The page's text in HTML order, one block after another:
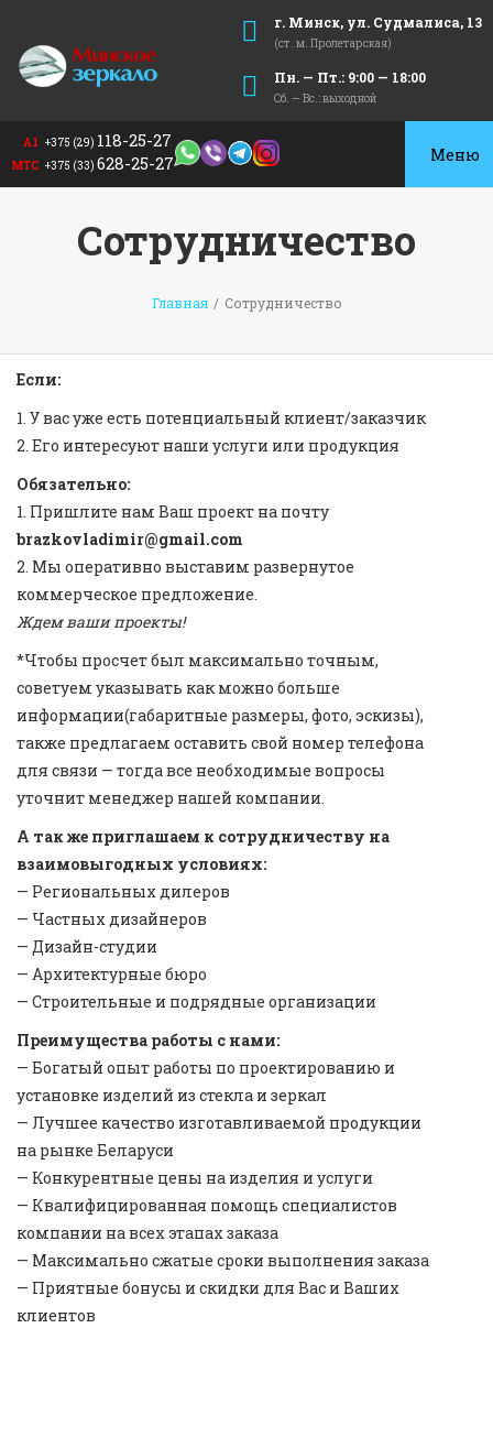
г. Минск, ул. Судмалиса, 13
(ст. м. Пролетарская)
Пн. — Пт.: 9:00 — 18:00
Сб. — Вс.: выходной
А1 +375 (29) 118-25-27
МТС +375 (33) 628-25-27
Toggle
Сотрудничество
Главная / Сотрудничество
Если:
1. У вас уже есть потенциальный клиент/заказчик
2. Его интересуют наши услуги или продукция
Обязательно:
1. Пришлите нам Ваш проект на почту
brazkovladimir@gmail.com
2. Мы оперативно выставим развернутое
коммерческое предложение.
Ждем ваши проекты!
*Чтобы просчет был максимально точным,
советуем указывать как можно больше
информации(габаритные размеры, фото, эскизы),
также предлагаем оставить свой номер телефона
для связи — тогда все необходимые вопросы
уточнит менеджер нашей компании.
А так же приглашаем к сотрудничеству на
взаимовыгодных условиях:
— Региональных дилеров
— Частных дизайнеров
— Дизайн-студии
— Архитектурные бюро
— Строительные и подрядные организации
Преимущества работы с нами:
— Богатый опыт работы по проектированию и
установке изделий из стекла и зеркал
— Лучшее качество изготавливаемой продукции
на рынке Беларуси
— Конкурентные цены на изделия и услуги
— Квалифицированная помощь специалистов
компании на всех этапах заказа
— Максимально сжатые сроки выполнения заказа
— Приятные бонусы и скидки для Вас и Ваших
клиентов